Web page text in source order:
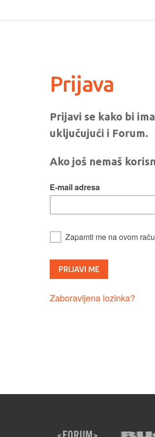
Prijava
Prijavi se kako bi
uključujući i Forum.
Ako još nemaš
E-mail adresa
Zapamti me na ovom
Zaboravljena lozinka?